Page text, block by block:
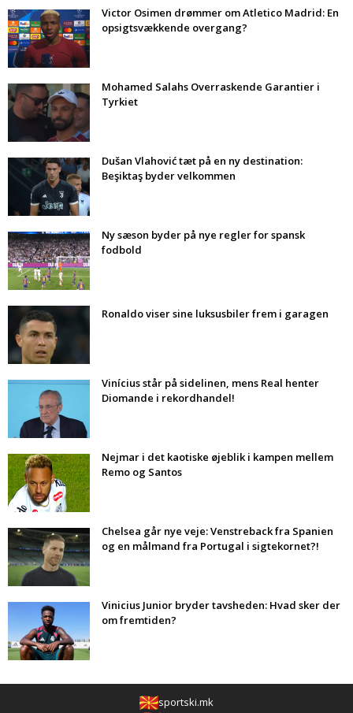
Victor Osimen drømmer om Atletico Madrid: En
opsigtsvækkende overgang?
Mohamed Salahs Overraskende Garantier i
Tyrkiet
Dušan Vlahović tæt på en ny destination:
Beşiktaş byder velkommen
Ny sæson byder på nye regler for spansk
fodbold
Ronaldo viser sine luksusbiler frem i garagen
Vinícius står på sidelinen, mens Real henter
Diomande i rekordhandel!
Nejmar i det kaotiske øjeblik i kampen mellem
Remo og Santos
Chelsea går nye veje: Venstreback fra Spanien
og en målmand fra Portugal i sigtekornet?!
Vinicius Junior bryder tavsheden: Hvad sker der
om fremtiden?
sportski.mk